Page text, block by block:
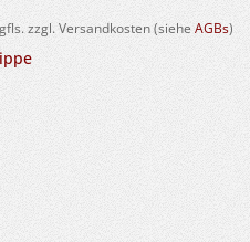
zzgl. Versandkosten (siehe AGBs)